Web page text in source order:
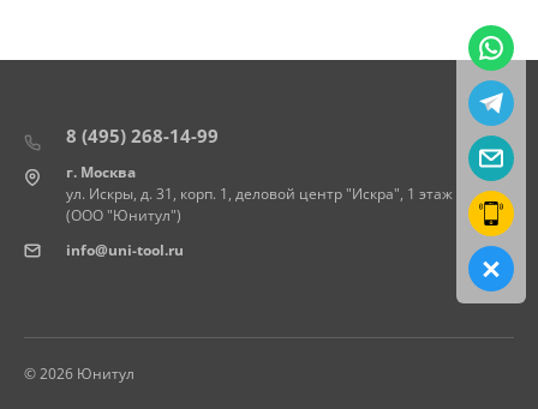
8 (495) 268-14-99
г. Москва
ул. Искры, д. 31, корп. 1, деловой центр "Искра", 1 этаж
(ООО "Юнитул")
info@uni-tool.ru
© 2026 Юнитул